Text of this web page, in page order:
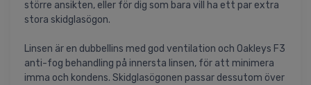
större ansikten, eller för dig som bara vill ha ett par extra
stora skidglasögon.
Linsen är en dubbellins med god ventilation och Oakleys F3
anti-fog behandling på innersta linsen, för att minimera
imma och kondens. Skidglasögonen passar dessutom över